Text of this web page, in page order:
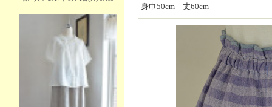
身巾50cm 丈60cm